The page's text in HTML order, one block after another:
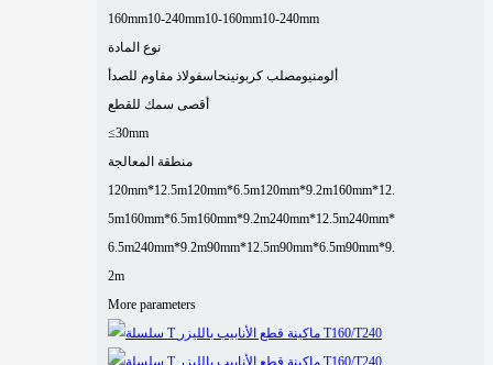
160mm10-240mm10-160mm10-240mm
نوع المادة
ألومنيومصلب كربونينحاسفولاذ مقاوم للصدأ
أقصى سمك للقطع
≤30mm
منطقة المعالجة
120mm*12.5m120mm*6.5m120mm*9.2m160mm*12.
5m160mm*6.5m160mm*9.2m240mm*12.5m240mm*
6.5m240mm*9.2m90mm*12.5m90mm*6.5m90mm*9.
2m
More parameters